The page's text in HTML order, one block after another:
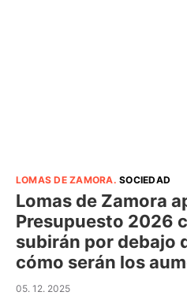
LOMAS DE ZAMORA.SOCIEDAD
Lomas de Zamora
Presupuesto 2026
subirán por debajo
cómo serán los
05. 12. 2025